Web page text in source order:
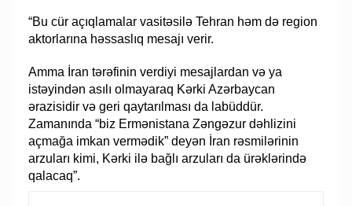
“Bu cür açıqlamalar vasitəsilə Tehran həm də region
aktorlarına həssaslıq mesajı verir.
Amma İran tərəfinin verdiyi mesajlardan və ya
istəyindən asılı olmayaraq Kərki Azərbaycan
ərazisidir və geri qaytarılması da labüddür.
Zamanında “biz Ermənistana Zəngəzur dəhlizini
açmağa imkan vermədik” deyən İran rəsmilərinin
arzuları kimi, Kərki ilə bağlı arzuları da ürəklərində
qalacaq”.